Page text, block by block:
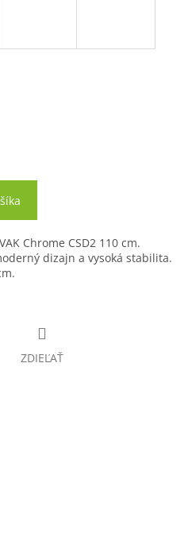
Chrome CSD2 110 cm.
dizajn a vysoká stabilita.
ZDIEĽAŤ